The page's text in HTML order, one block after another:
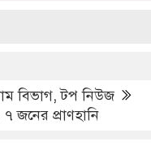
বিভাগ,টপ নিউজ
জনের প্রাণহানি